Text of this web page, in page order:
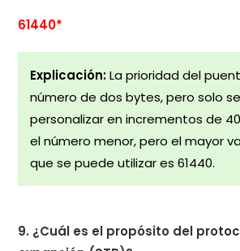
61440*
Explicación:La prioridad del
número de dos bytes, pero solo
personalizar en incrementos de
el número menor, pero el mayor
que se puede utilizar es 61440.
9. ¿Cuál es el propósito del